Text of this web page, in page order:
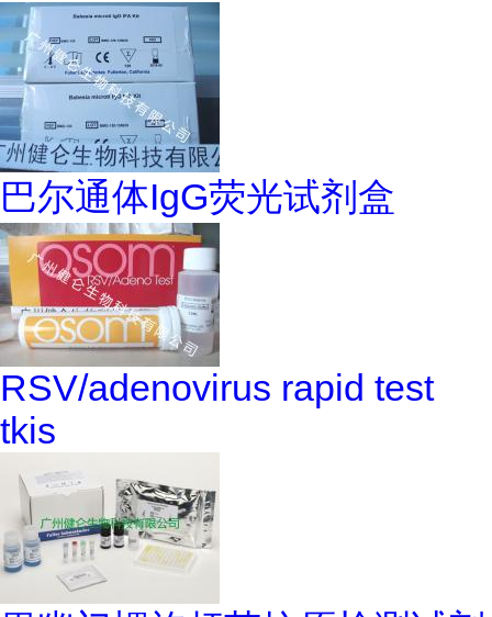
巴尔通体IgG荧光试剂盒
RSV/adenovirus rapid test
tkis